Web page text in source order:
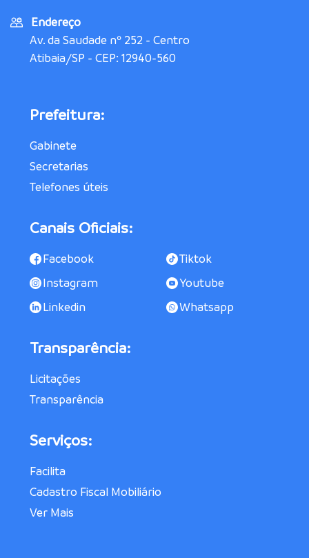
Endereço
Av. da Saudade nº 252 - Centro
Atibaia/SP - CEP: 12940-560
Prefeitura:
Gabinete
Secretarias
Telefones úteis
Canais Oficiais:
Facebook
Tiktok
Instagram
Youtube
Linkedin
Whatsapp
Transparência:
Licitações
Transparência
Serviços:
Facilita
Cadastro Fiscal Mobiliário
Ver Mais